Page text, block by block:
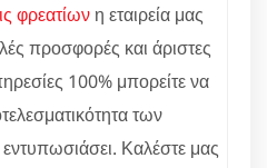
φρεατίων η εταιρεία μας
προσφορές και άριστες
100% μπορείτε να
των
Καλέστε μας